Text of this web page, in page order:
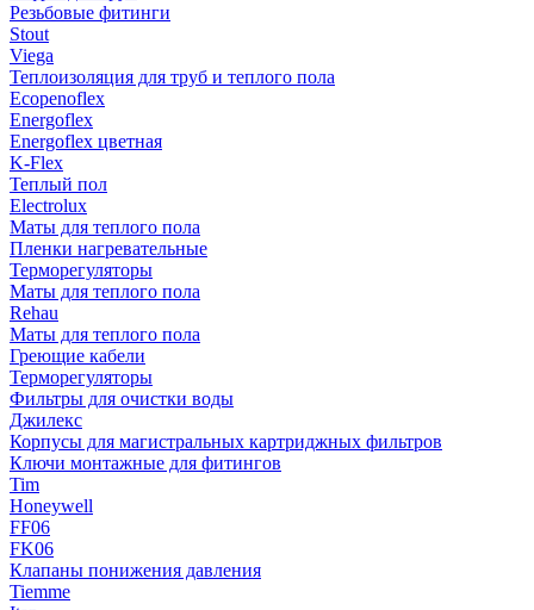
Резьбовые фитинги
Stout
Viega
Теплоизоляция для труб и теплого пола
Ecopenoflex
Energoflex
Energoflex цветная
K-Flex
Теплый пол
Electrolux
Маты для теплого пола
Пленки нагревательные
Терморегуляторы
Маты для теплого пола
Rehau
Маты для теплого пола
Греющие кабели
Терморегуляторы
Фильтры для очистки воды
Джилекс
Корпусы для магистральных картриджных фильтров
Ключи монтажные для фитингов
Tim
Honeywell
FF06
FK06
Клапаны понижения давления
Tiemme